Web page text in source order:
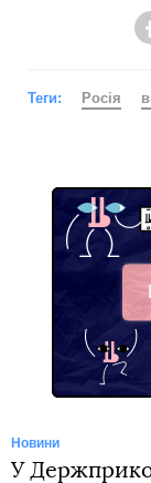
Теги: Росія
Новини
У